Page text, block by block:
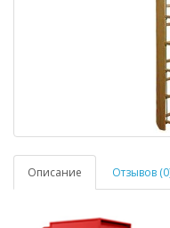
Описание Отзывов